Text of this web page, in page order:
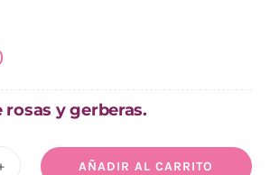
rosas y gerberas.
AÑADIR AL CARRITO